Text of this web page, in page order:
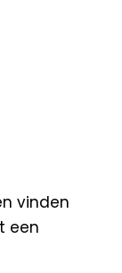
vinden
een